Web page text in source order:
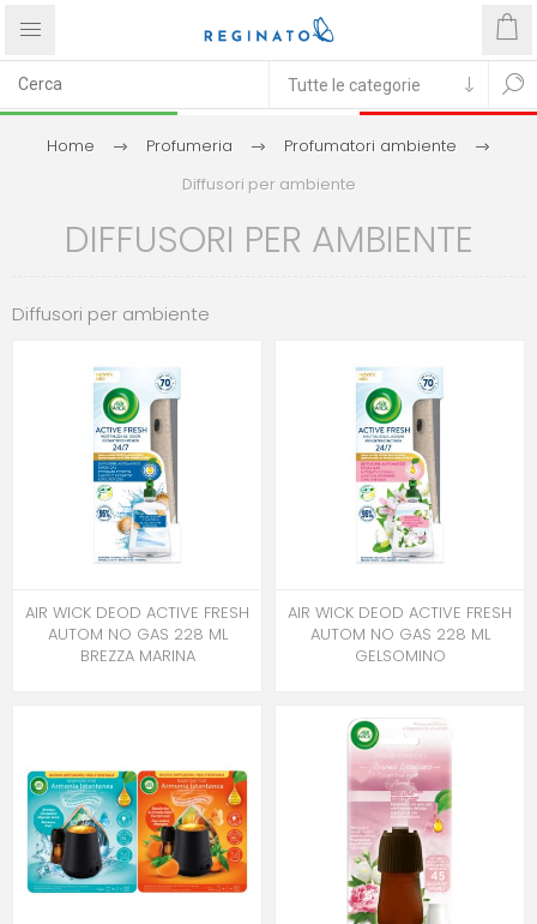
Home Profumeria
Profumatori ambiente
Diffusori per ambiente
DIFFUSORI PER AMBIENTE
Diffusori per ambiente
AIR WICK DEOD ACTIVE FRESH
AUTOM NO GAS 228 ML
BREZZA MARINA
AIR WICK DEOD ACTIVE FRESH
AUTOM NO GAS 228 ML
GELSOMINO